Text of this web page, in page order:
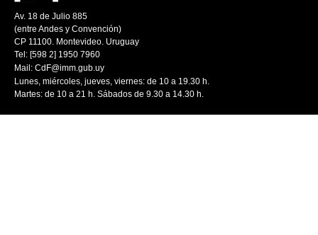
Av. 18 de Julio 885
(entre Andes y Convención)
CP 11100. Montevideo. Uruguay
Tel: [598 2] 1950 7960
Mail: CdF@imm.gub.uy
Lunes, miércoles, jueves, viernes: de 10 a 19.30 h.
Martes: de 10 a 21 h. Sábados de 9.30 a 14.30 h.